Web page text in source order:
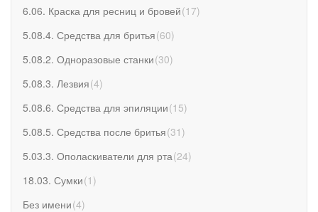
6.06. Краска для ресниц и бровей(17)
5.08.4. Средства для бритья(60)
5.08.2. Одноразовые станки(30)
5.08.3. Лезвия(4)
5.08.6. Средства для эпиляции(15)
5.08.5. Средства после бритья(31 )
5.03.3. Ополаскиватели для рта(24)
18.03. Сумки(1 )
Без имени(4)